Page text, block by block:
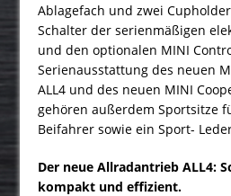
Ablagefach und zwei
Schalter der serienmäßigen
und den optionalen MINI
Serienausstattung des neuen
ALL4 und des neuen MINI
gehören außerdem Sportsitze
Beifahrer sowie ein Sport-
Der neue Allradantrieb ALL4:
kompakt und effizient.